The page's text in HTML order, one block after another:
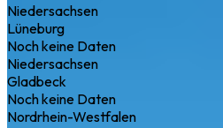
Niedersachsen
Lüneburg
Noch keine Daten
Niedersachsen
Gladbeck
Noch keine Daten
Nordrhein-Westfalen